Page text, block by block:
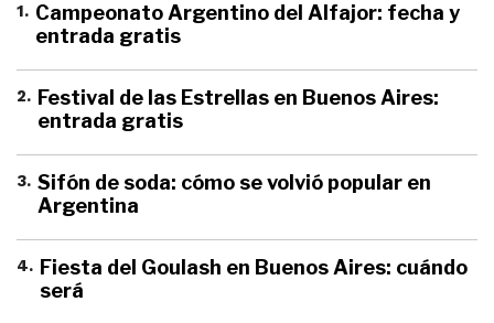
1. Campeonato Argentino del Alfajor: fecha y
entrada gratis
2. Festival de las Estrellas en Buenos Aires:
entrada gratis
3. Sifón de soda: cómo se volvió popular en
Argentina
4. Fiesta del Goulash en Buenos Aires: cuándo
será